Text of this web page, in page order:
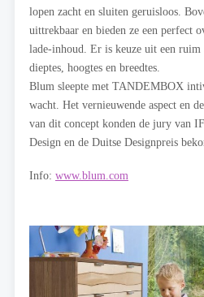
lopen zacht en sluiten geruisloos.
uittrekbaar en bieden ze een perfect
lade-inhoud. Er is keuze uit een
dieptes, hoogtes en breedtes.
Blum sleepte met TANDEMBOX
wacht. Het vernieuwende aspect en
van dit concept konden de jury van
Design en de Duitse Designpreis
Info: www.blum.com